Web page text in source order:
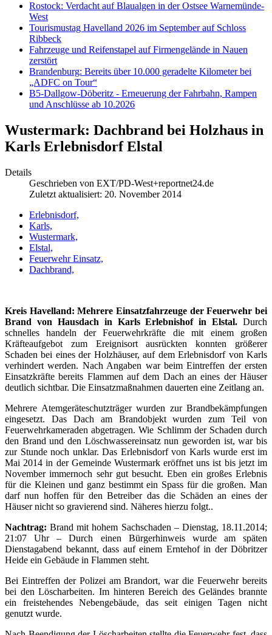
Rostock: Verdacht auf Blaualgen in der Ostsee Warnemünde-
West
Tourismustag Havelland 2026 im September auf Schloss
Ribbeck
Fahrzeuge und Reifenstapel auf Firmengelände in Nauen
zerstört
Brandenburg: Bereits über 10.000 geradelte Kilometer bei
„ADFC on Tour“
B5-Dallgow-Döberitz - Erneuerung der Fahrbahn, Rampen
und Anschlüsse ab 10.2026
Wustermark: Dachbrand bei Holzhaus in
Karls Erlebnisdorf Elstal
Details
Geschrieben von EXT/PD-West+reportnet24.de
Zuletzt aktualisiert: 20. November 2014
Erlebnisdorf,
Karls,
Wustermark,
Elstal,
Feuerwehr Einsatz,
Dachbrand,
Kreis Havelland: Mehrere Einsatzfahrzeuge der Feuerwehr bei
Brand von Hausdach in Karls Erlebnishof in Elstal. Durch
schnelles handeln der Feuerwehrkräfte die mit einem großen
Kräfteaufgebot zum Ereignisort ausrückten konnten größerer
Schaden bei eines der Holzhäuser, auf dem Erlebnisdorf von Karls
verhindert werden. Nach Angaben war beim Eintreffen der ersten
Einsatzkräfte bereits Flammen auf dem Dach an eines der Häuser
deutlich sichtbar. Die Einsatzmaßnahmen dauerten eine Zeitlang an.
Mehrere Atemgeräteschutzträger wurden zur Brandbekämpfungen
eingesetzt. Das Dach am Brandobjekt wurden zum Teil von
Feuerwehrkameraden abgetragen. Wie Schlimm der Schaden durch
den Brand und den Löschwassereinsatz nun geworden ist, war bis
zur Stunde noch unklar. Das Erlebnisdorf von Karls wurde erst im
Mai 2014 in der Gemeinde Wustermark eröffnet uns ist bis jetzt im
November immernoch sehr gut besucht. Eben ein großes Erlebnis
für die Kleinen und ganz bestimmt ein Spass für die großen. Man
darf nun hoffen für den Betreiber das die Schäden an eines der
Häuser nicht so gravierend sind. Näheres hierzu folgt..
Nachtrag: Brand mit hohem Sachschaden – Dienstag, 18.11.2014;
21:07 Uhr – Durch einen Bürgerhinweis wurde am späten
Dienstagabend bekannt, dass auf einem Erntehof in der Döbritzer
Heide ein Gebäude in Flammen steht.
Bei Eintreffen der Polizei am Brandort, war die Feuerwehr bereits
bei den Löscharbeiten. Im hinteren Bereich des Geländes brannte
ein freistehendes Nebengebäude, das seit einigen Tagen nicht
genutzt wurde.